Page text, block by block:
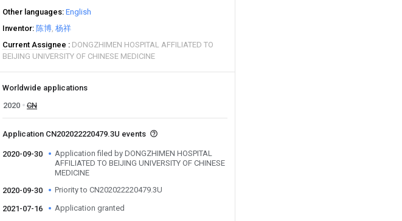
Other languages English
Inventor 陈博 杨祥
Current Assignee
DONGZHIMEN HOSPITAL AFFILIATED TO
BEIJING UNIVERSITY OF CHINESE MEDICINE
Worldwide applications
2020
CN
Application CN202022220479.3U events
2020-09-30
Application filed by DONGZHIMEN HOSPITAL
AFFILIATED TO BEIJING UNIVERSITY OF CHINESE
MEDICINE
2020-09-30
Priority to CN202022220479.3U
2021-07-16 Application granted